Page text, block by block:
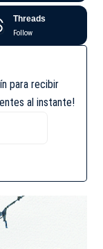
Threads
Follow
para recibir
al instante!